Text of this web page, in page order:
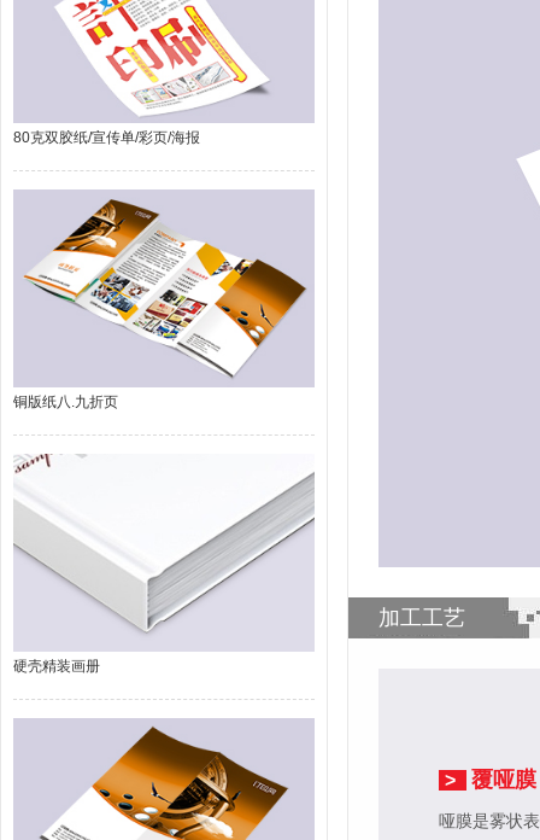
80克双胶纸/宣传单/彩页/海报
铜版纸八.九折页
硬壳精装画册
加工工艺
> 覆哑膜
哑膜是雾状